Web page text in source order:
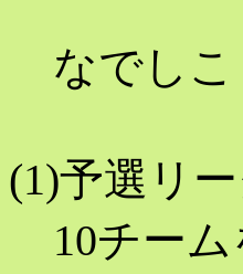
なでしこ
(1)予選リ
10チーム